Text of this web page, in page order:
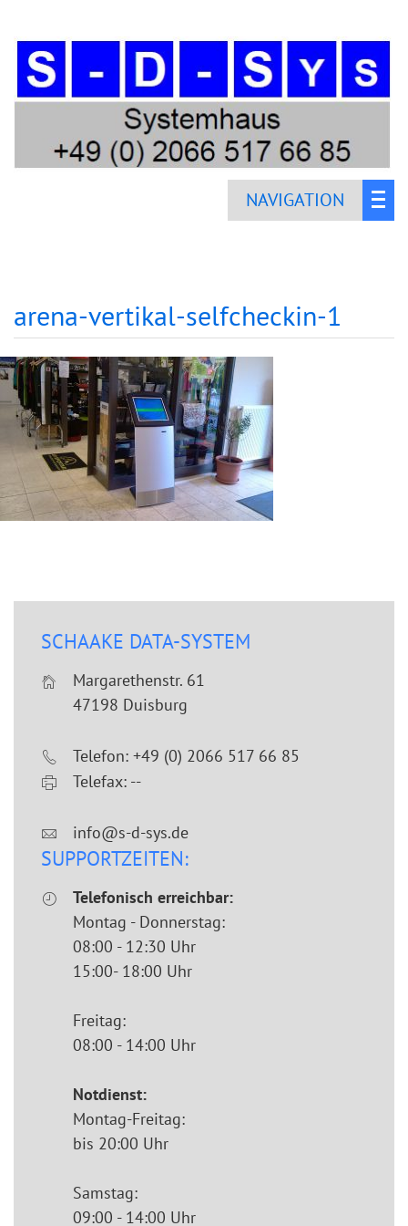
NAVIGATION
arena-vertikal-selfcheckin-1
SCHAAKE DATA-SYSTEM
Margarethenstr. 61
47198 Duisburg
Telefon: +49 (0) 2066 517 66 85
Telefax: --
info@s-d-sys.de
SUPPORTZEITEN:
Telefonisch erreichbar:
Montag - Donnerstag:
08:00 - 12:30 Uhr
15:00- 18:00 Uhr
Freitag:
08:00 - 14:00 Uhr
Notdienst:
Montag-Freitag:
bis 20:00 Uhr
Samstag:
09:00 - 14:00 Uhr